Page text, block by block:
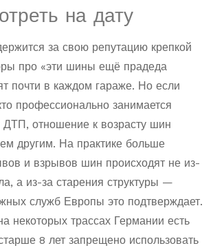
на дату
за свою репутацию крепкой
про «эти шины ещё прадеда
почти в каждом гараже. Но если
профессионально занимается
отношение к возрасту шин
другим. На практике больше
и взрывов шин происходят не из-
а из-за старения структуры —
служб Европы это подтверждает.
некоторых трассах Германии есть
8 лет запрещено использовать